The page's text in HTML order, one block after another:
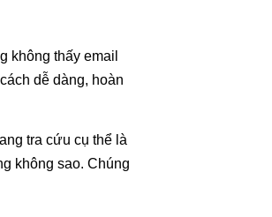
không thấy email
dễ dàng, hoàn
tra cứu cụ thể là
không sao. Chúng